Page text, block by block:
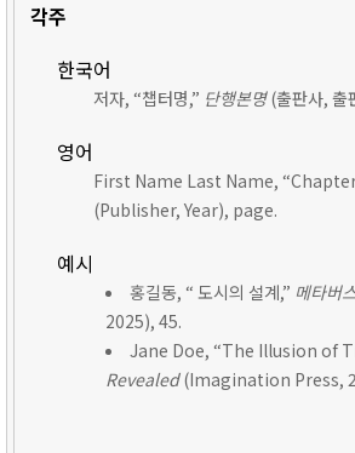
각주
한국어
저자, “챕터명,” 단행본명(출판사, 출
영어
First Name Last Name,
(Publisher, Year), page.
예시
홍길동, “ 도시의 설계,” 메타버
2025), 45.
Jane Doe, “The Illusion of
Revealed(Imagination Press,